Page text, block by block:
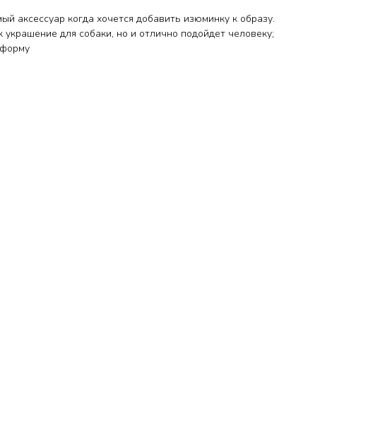
аксессуар когда хочется добавить изюминку к образу.
украшение для собаки, но и отлично подойдет человеку;